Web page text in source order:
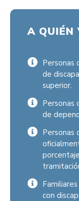
A QUIÉN
Personas
de
superior.
Personas
de
Personas
con